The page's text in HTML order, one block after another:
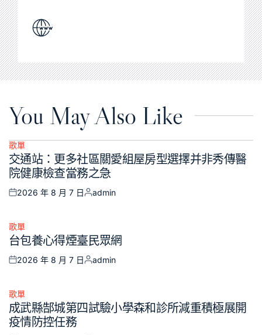
You May Also Like
Posted
in
歌單
交通站：更多社區關愛組屋房型選擇并非秀傳醫
院健康檢查當務之急
Posted
2026 年 8 月 7 日
Posted
admin
Posted
in
歌單
台包養心得煙臺民眾網
Posted
2026 年 8 月 7 日
Posted
admin
Posted
in
歌單
成武縣郜城第四試驗小學森和診所減重積極展開
疫情防控任務